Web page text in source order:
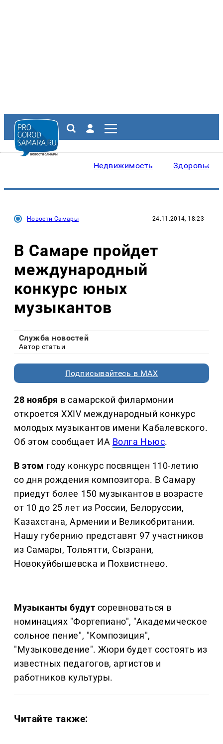
Недвижимость Здоровье
Новости Самары 24.11.2014, 18:23
В Самаре пройдет
международный
конкурс юных
музыкантов
Служба новостей
Автор статьи
Подписывайтесь в MAX
28 ноября в самарской филармонии
откроется XXIV международный конкурс
молодых музыкантов имени Кабалевского.
Об этом сообщает ИА Волга Ньюс.
В этом году конкурс посвящен 110-летию
со дня рождения композитора. В Самару
приедут более 150 музыкантов в возрасте
от 10 до 25 лет из России, Белоруссии,
Казахстана, Армении и Великобритании.
Нашу губернию представят 97 участников
из Самары, Тольятти, Сызрани,
Новокуйбышевска и Похвистнево.
Музыканты будут соревноваться в
номинациях "Фортепиано", "Академическое
сольное пение", "Композиция",
"Музыковедение". Жюри будет состоять из
известных педагогов, артистов и
работников культуры.
Читайте также: